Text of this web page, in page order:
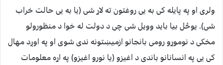
ولری او په پایله کی به یی روغتون ته لاړ شی (یا به یی حالت خراب
شی). یوځل بیا باید وویل شی چی د دولت له خوا د منظورولو
مخکی د نوموړو رومی بانجانو ازمیښتونه ندی شوی او په اوږد مهال
کی یی په انسانانو باندی د اغیزو (یا نورو اغیزو) په اړه معلومات